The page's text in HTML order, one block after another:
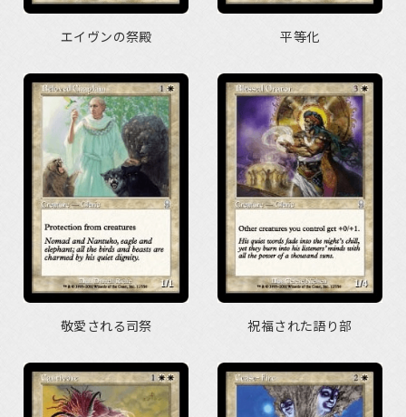
エイヴンの祭殿 平等化
敬愛される司祭 祝福された語り部